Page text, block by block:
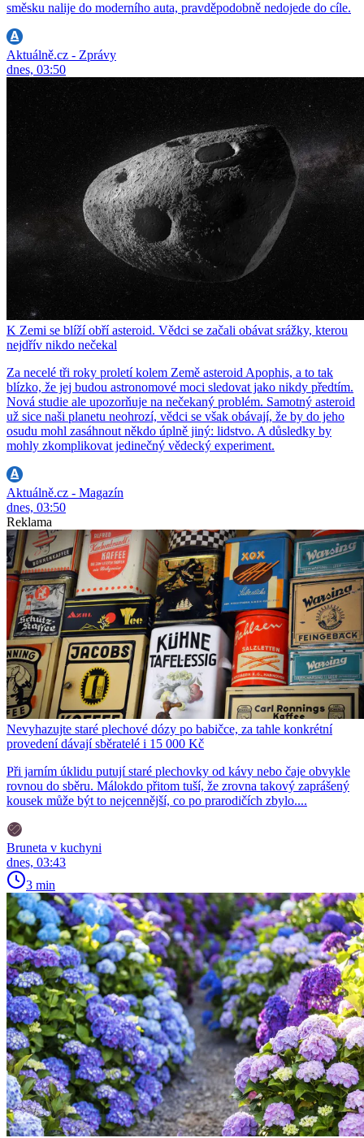
směsku nalije do moderního auta, pravděpodobně nedojede do cíle.
Aktuálně.cz - Zprávy
dnes, 03:50
K Zemi se blíží obří asteroid. Vědci se začali obávat srážky, kterou
nejdřív nikdo nečekal
Za necelé tři roky proletí kolem Země asteroid Apophis, a to tak
blízko, že jej budou astronomové moci sledovat jako nikdy předtím.
Nová studie ale upozorňuje na nečekaný problém. Samotný asteroid
už sice naši planetu neohrozí, vědci se však obávají, že by do jeho
osudu mohl zasáhnout někdo úplně jiný: lidstvo. A důsledky by
mohly zkomplikovat jedinečný vědecký experiment.
Aktuálně.cz - Magazín
dnes, 03:50
Reklama
Nevyhazujte staré plechové dózy po babičce, za tahle konkrétní
provedení dávají sběratelé i 15 000 Kč
Při jarním úklidu putují staré plechovky od kávy nebo čaje obvykle
rovnou do sběru. Málokdo přitom tuší, že zrovna takový zaprášený
kousek může být to nejcennější, co po prarodičích zbylo....
Bruneta v kuchyni
dnes, 03:43
3 min